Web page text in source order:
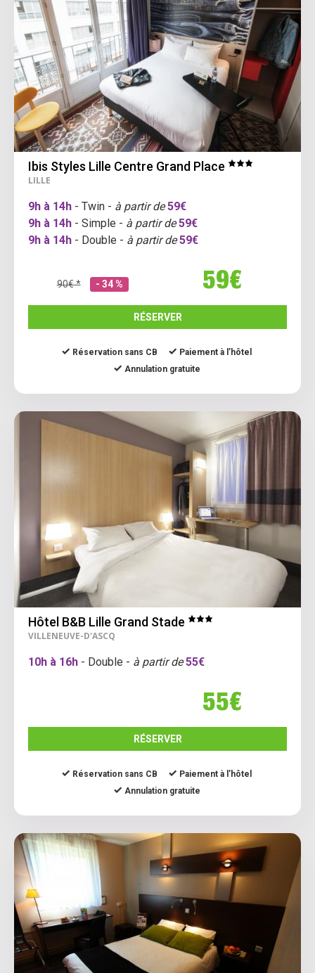
Ibis Styles Lille Centre Grand Place
LILLE
9h à 14h - Twin - à partir de 59€
9h à 14h - Simple - à partir de 59€
9h à 14h - Double - à partir de 59€
90€ * - 34 % 59€
RÉSERVER
Réservation sans CB
Paiement à l’hôtel
Annulation gratuite
Hôtel B&B Lille Grand Stade
VILLENEUVE-D'ASCQ
10h à 16h - Double - à partir de 55€
55€
RÉSERVER
Réservation sans CB
Paiement à l’hôtel
Annulation gratuite